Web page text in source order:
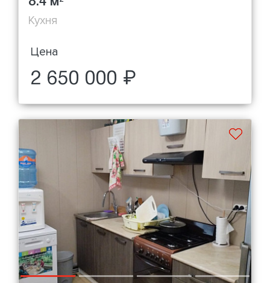
Кухня
Цена
2 650 000 ₽